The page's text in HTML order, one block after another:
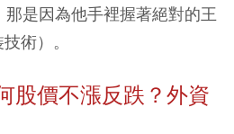
是因為他手裡握著絕對的王
術）。
股價不漲反跌？外資